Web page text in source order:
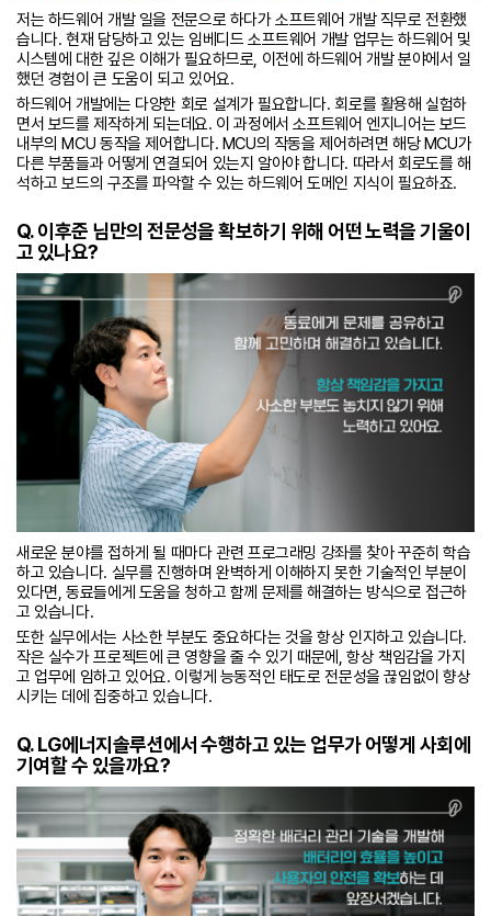
저는 하드웨어 개발 일을 전문으로 하다가 소프트웨어 개발 직무로 전환했
습니다. 현재 담당하고 있는 임베디드 소프트웨어 개발 업무는 하드웨어 및
시스템에 대한 깊은 이해가 필요하므로, 이전에 하드웨어 개발 분야에서 일
했던 경험이 큰 도움이 되고 있어요.
하드웨어 개발에는 다양한 회로 설계가 필요합니다. 회로를 활용해 실험하
면서 보드를 제작하게 되는데요. 이 과정에서 소프트웨어 엔지니어는 보드
내부의 MCU 동작을 제어합니다. MCU의 작동을 제어하려면 해당 MCU가
다른 부품들과 어떻게 연결되어 있는지 알아야 합니다. 따라서 회로도를 해
석하고 보드의 구조를 파악할 수 있는 하드웨어 도메인 지식이 필요하죠.
Q. 이후준 님만의 전문성을 확보하기 위해 어떤 노력을 기울이
고 있나요?
새로운 분야를 접하게 될 때마다 관련 프로그래밍 강좌를 찾아 꾸준히 학습
하고 있습니다. 실무를 진행하며 완벽하게 이해하지 못한 기술적인 부분이
있다면, 동료들에게 도움을 청하고 함께 문제를 해결하는 방식으로 접근하
고 있습니다.
또한 실무에서는 사소한 부분도 중요하다는 것을 항상 인지하고 있습니다.
작은 실수가 프로젝트에 큰 영향을 줄 수 있기 때문에, 항상 책임감을 가지
고 업무에 임하고 있어요. 이렇게 능동적인 태도로 전문성을 끊임없이 향상
시키는 데에 집중하고 있습니다.
Q. LG에너지솔루션에서 수행하고 있는 업무가 어떻게 사회에
기여할 수 있을까요?